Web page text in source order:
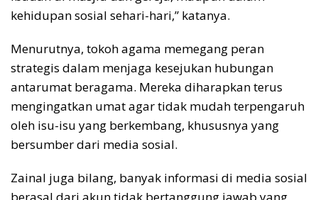
kehidupan sosial sehari-hari,” katanya.
Menurutnya, tokoh agama memegang peran
strategis dalam menjaga kesejukan hubungan
antarumat beragama. Mereka diharapkan terus
mengingatkan umat agar tidak mudah terpengaruh
oleh isu-isu yang berkembang, khususnya yang
bersumber dari media sosial.
Zainal juga bilang, banyak informasi di media sosial